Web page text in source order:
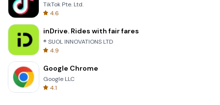
TikTok Pte. Ltd.
4.6
inDrive. Rides with fair fares
® SUOL INNOVATIONS LTD
4.9
Google Chrome
Google LLC
4.1